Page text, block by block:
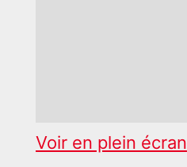
Voir en plein écran